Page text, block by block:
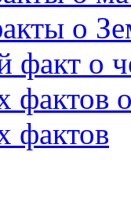
о
факт о
фактов
фактов